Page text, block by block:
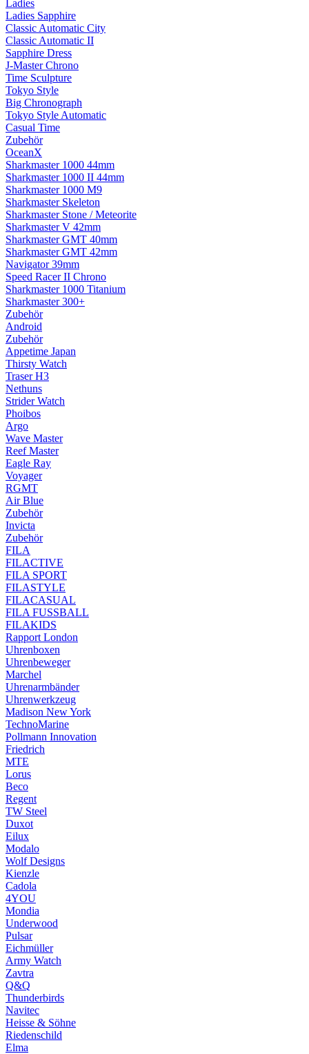
Ladies
Ladies Sapphire
Classic Automatic City
Classic Automatic II
Sapphire Dress
J-Master Chrono
Time Sculpture
Tokyo Style
Big Chronograph
Tokyo Style Automatic
Casual Time
Zubehör
OceanX
Sharkmaster 1000 44mm
Sharkmaster 1000 II 44mm
Sharkmaster 1000 M9
Sharkmaster Skeleton
Sharkmaster Stone / Meteorite
Sharkmaster V 42mm
Sharkmaster GMT 40mm
Sharkmaster GMT 42mm
Navigator 39mm
Speed Racer II Chrono
Sharkmaster 1000 Titanium
Sharkmaster 300+
Zubehör
Android
Zubehör
Appetime Japan
Thirsty Watch
Traser H3
Nethuns
Strider Watch
Phoibos
Argo
Wave Master
Reef Master
Eagle Ray
Voyager
RGMT
Air Blue
Zubehör
Invicta
Zubehör
FILA
FILACTIVE
FILA SPORT
FILASTYLE
FILACASUAL
FILA FUSSBALL
FILAKIDS
Rapport London
Uhrenboxen
Uhrenbeweger
Marchel
Uhrenarmbänder
Uhrenwerkzeug
Madison New York
TechnoMarine
Pollmann Innovation
Friedrich
MTE
Lorus
Beco
Regent
TW Steel
Duxot
Eilux
Modalo
Wolf Designs
Kienzle
Cadola
4YOU
Mondia
Underwood
Pulsar
Eichmüller
Army Watch
Zavtra
Q&Q
Thunderbirds
Navitec
Heisse & Söhne
Riedenschild
Elma